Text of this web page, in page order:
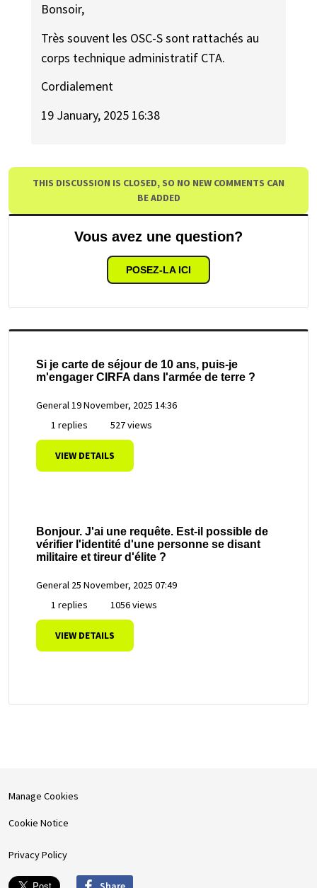
Bonsoir,
Très souvent les OSC-S sont rattachés au
corps technique administratif CTA.
Cordialement
19 January, 2025 16:38
THIS DISCUSSION IS CLOSED, SO NO NEW COMMENTS CAN
BE ADDED
Vous avez une question?
POSEZ-LA ICI
Si je carte de séjour de 10 ans, puis-je
m'engager CIRFA dans l'armée de terre ?
General19 November, 2025 14:36
1 replies
527 views
VIEW DETAILS
Bonjour. J'ai une requête. Est-il possible de
vérifier l'identité d'une personne se disant
militaire et tireur d'élite ?
General 25 November, 2025 07:49
1 replies
1056 views
VIEW DETAILS
Manage Cookies
Cookie Notice
Privacy Policy